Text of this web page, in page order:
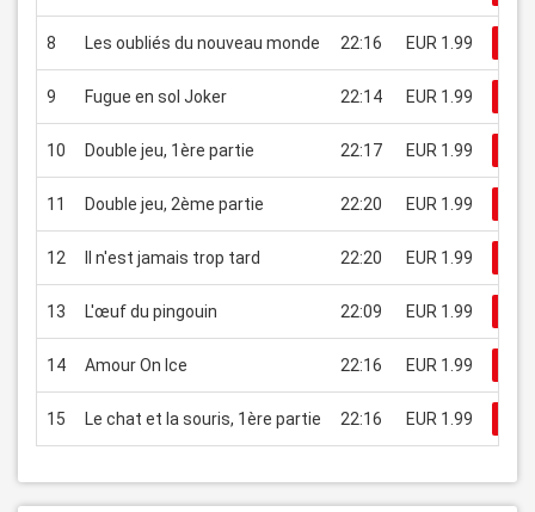
8 Les oubliés du nouveau monde 22:16 EUR 1.99
9 Fugue en sol Joker 22:14 EUR 1.99
10 Double jeu, 1ère partie 22:17 EUR 1.99
11 Double jeu, 2ème partie 22:20 EUR 1.99
12 Il n'est jamais trop tard 22:20 EUR 1.99
13 L'œuf du pingouin 22:09 EUR 1.99
14 Amour On Ice 22:16 EUR 1.99
15 Le chat et la souris, 1ère partie 22:16 EUR 1.99